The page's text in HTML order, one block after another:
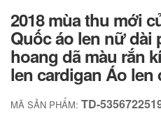
2018 mùa thu mới
Quốc áo len nữ dài
hoang dã màu rắn
len cardigan Áo len
MÃ SẢN PHẨM: TD-